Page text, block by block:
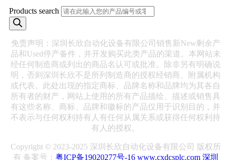
Products search
免责声明：深圳长欣自动化设备有限公司销售新New剩余产
品和Used停产备件，并开发购买此类产品的渠道。本网站未
经任何制造商或列出的商品名认可或批准。除非另有明确说
明，否则深圳长欣不是所列制造商的授权经销商、附属机构
或代表。此处出现的指定商标、品牌名称和品牌均为其各自
所有者的财产，网站上使用的所有产品描绘、描述或销售具
有这些名称、商标、品牌和徽标的产品仅用于识别目的，并
不表示与任何权利持有人有任何从属关系或获得任何权利持
有人的授权。
Copyright © 2023-2025 深圳长欣自动化设备有限公司 版权所
有 备案号： 粤ICP备19020277号-16 www.cxdcsplc.com 深圳